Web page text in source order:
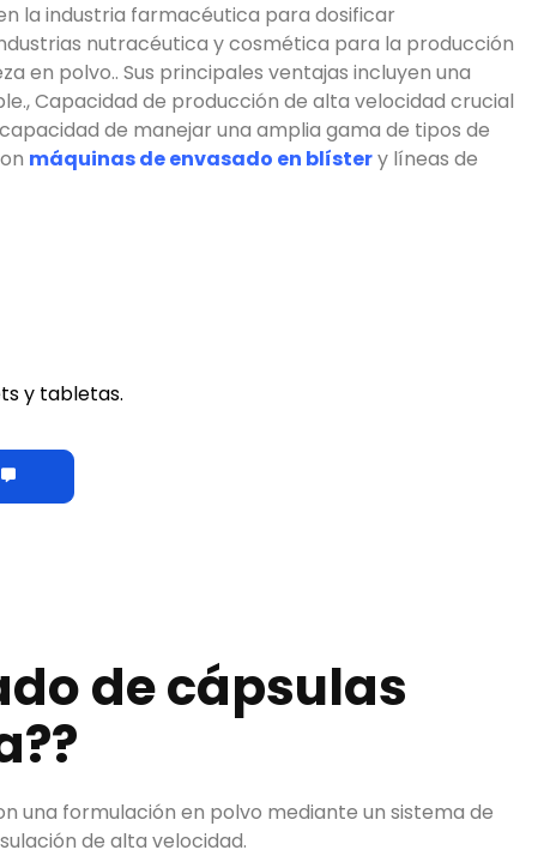
la industria farmacéutica para dosificar
nutracéutica y cosmética para la producción
en polvo.. Sus principales ventajas incluyen una
Capacidad de producción de alta velocidad crucial
de manejar una amplia gama de tipos de
máquinas de envasado en blístery líneas de
y tabletas.
de cápsulas
una formulación en polvo mediante un sistema de
de alta velocidad.